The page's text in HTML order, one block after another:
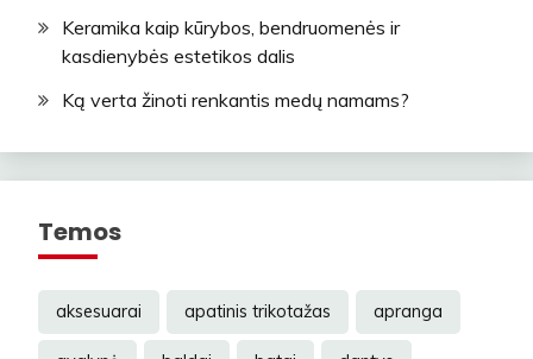
Keramika kaip kūrybos, bendruomenės ir
kasdienybės estetikos dalis
Ką verta žinoti renkantis medų namams?
Temos
aksesuarai apatinis trikotažas apranga